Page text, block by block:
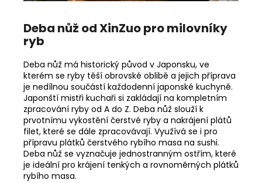
Deba nůž od XinZuo pro milovníky
ryb
Deba nůž má historický původ v Japonsku, ve
kterém se ryby těší obrovské oblibě a jejich příprava
je nedílnou součástí každodenní japonské kuchyně.
Japonští mistři kuchaři si zakládají na kompletním
zpracování ryby od A do Z. Deba nůž slouží k
prvotnímu vykostění čerstvé ryby a nakrájení plátů
filet, které se dále zpracovávají. Využívá se i pro
přípravu plátků čerstvého rybího masa na sushi.
Deba nůž se vyznačuje jednostranným ostřím, které
je ideální pro krájení tenkých a rovnoměrných plátků
rybího masa.